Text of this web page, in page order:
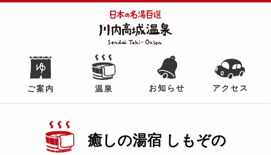
ご案内 温泉 お知らせ アクセス
癒しの湯宿 しもぞの